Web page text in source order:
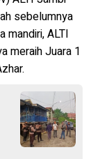
sebelumnya
mandiri, ALTI
meraih Juara 1